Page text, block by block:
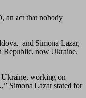
an act that nobody
and Simona Lazar,
Republic, now Ukraine.
Ukraine, working on
Simona Lazar stated for